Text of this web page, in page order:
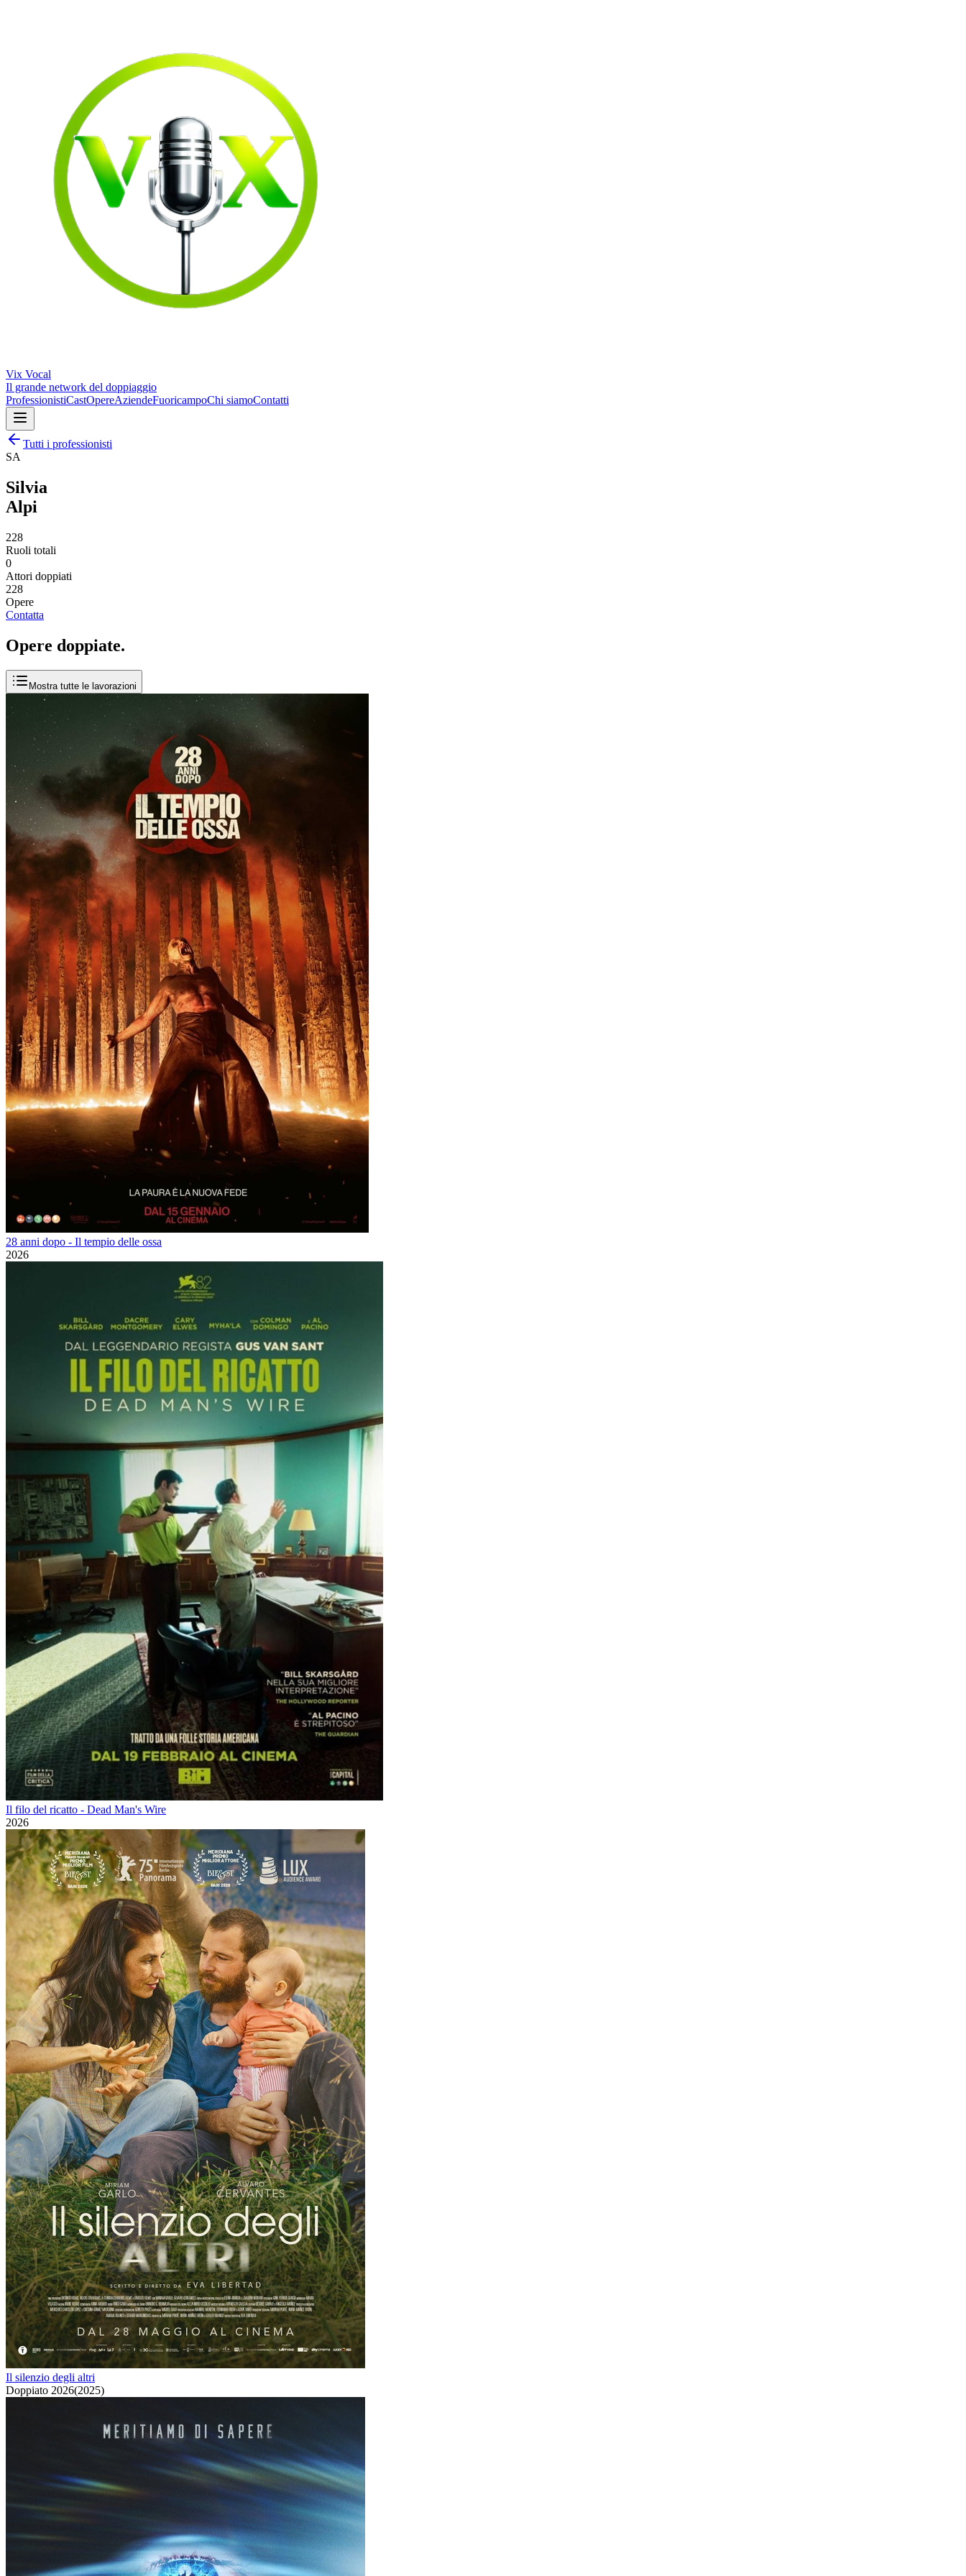
Vix Vocal
Il grande network del doppiaggio
ProfessionistiCastOpereAziendeFuoricampoChi siamoContatti
Tutti i professionisti
SA
Silvia
Alpi
228
Ruoli totali
0
Attori doppiati
228
Opere
Contatta
Opere doppiate.
Mostra tutte le lavorazioni
28 anni dopo - Il tempio delle ossa
2026
Il filo del ricatto - Dead Man's Wire
2026
Il silenzio degli altri
Doppiato 2026(2025)